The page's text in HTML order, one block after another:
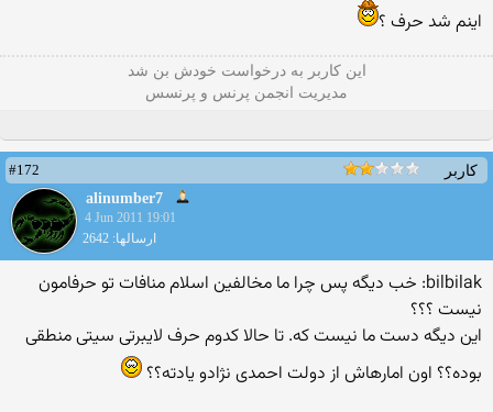
اینم شد حرف ؟
این كاربر به درخواست خودش بن شد
مدیریت انجمن پرنس و پرنسس
کاربر
#172
alinumber7
4 Jun 2011 19:01
ارسالها: 2642
bilbilak: خب دیگه پس چرا ما مخالفین اسلام منافات تو حرفامون
نیست ؟؟؟
این دیگه دست ما نیست كه. تا حالا كدوم حرف لایبرتی سیتی منطقی
بوده؟؟ اون امارهاش از دولت احمدی نژادو یادته؟؟